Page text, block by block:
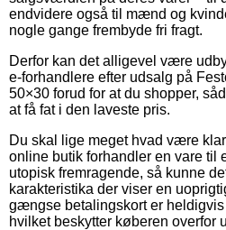
endvidere også til mænd og
nogle gange frembyde fri fragt.
Derfor kan det alligevel være
e-forhandlere efter udsalg på
50×30 forud for at du shopper,
at få fat i den laveste pris.
Du skal lige meget hvad være
online butik forhandler en vare til
utopisk fremragende, så kunne
karakteristika der viser en
gængse betalingskort er heldigvis
hvilket beskytter køberen